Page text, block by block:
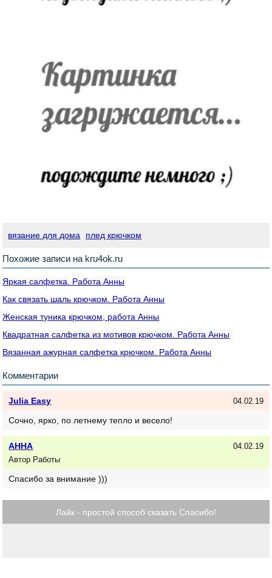
вязание для дома плед крючком
Похожие записи на kru4ok.ru
Яркая салфетка. Работа Анны
Как связать шаль крючком. Работа Анны
Женская туника крючком, работа Анны
Квадратная салфетка из мотивов крючком. Работа Анны
Вязанная ажурная салфетка крючком. Работа Анны
Комментарии
Julia Easy 04.02.19
Сочно, ярко, по летнему тепло и весело!
АННА
Автор Работы
04.02.19
Спасибо за внимание )))
Лайк - простой способ сказать Спасибо!